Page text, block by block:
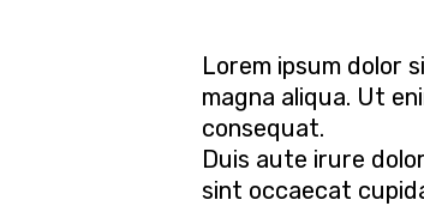
Lorem ipsum dolor
magna aliqua. Ut
consequat.
Duis aute irure
sint occaecat